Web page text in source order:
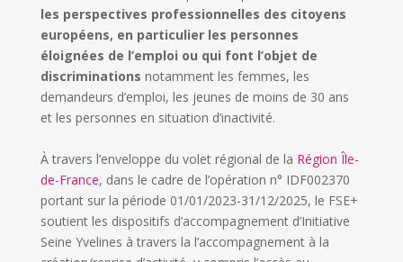
les perspectives professionnelles des citoyens
européens, en particulier les personnes
éloignées de l’emploi ou qui font l’objet de
discriminations notamment les femmes, les
demandeurs d’emploi, les jeunes de moins de 30 ans
et les personnes en situation d’inactivité.
À travers l’enveloppe du volet régional de la Région Île-
de-France, dans le cadre de l’opération n° IDF002370
portant sur la période 01/01/2023-31/12/2025, le FSE+
soutient les dispositifs d’accompagnement d’Initiative
Seine Yvelines à travers la l’accompagnement à la